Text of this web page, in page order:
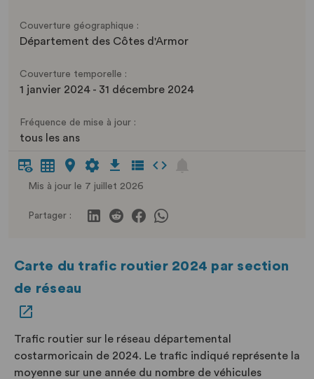
Couverture géographique :
Département des Côtes d'Armor
Couverture temporelle :
1 janvier 2024 - 31 décembre 2024
Fréquence de mise à jour :
tous les ans
Mis à jour le 7 juillet 2026
Partager :
Carte du trafic routier 2024 par section
de réseau
Trafic routier sur le réseau départemental
costarmoricain de 2024. Le trafic indiqué représente la
moyenne sur une année du nombre de véhicules